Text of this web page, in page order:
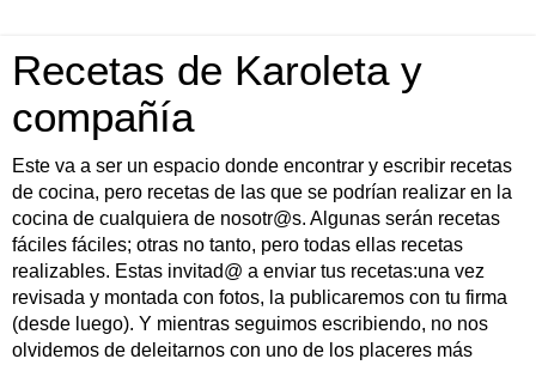
Recetas de Karoleta y
compañía
Este va a ser un espacio donde encontrar y escribir recetas
de cocina, pero recetas de las que se podrían realizar en la
cocina de cualquiera de nosotr@s. Algunas serán recetas
fáciles fáciles; otras no tanto, pero todas ellas recetas
realizables. Estas invitad@ a enviar tus recetas:una vez
revisada y montada con fotos, la publicaremos con tu firma
(desde luego). Y mientras seguimos escribiendo, no nos
olvidemos de deleitarnos con uno de los placeres más